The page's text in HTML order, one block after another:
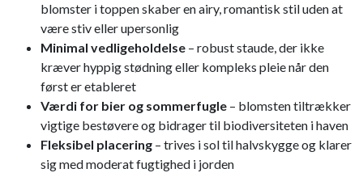
blomster i toppen skaber en airy, romantisk stil uden at
være stiv eller upersonlig
Minimal vedligeholdelse – robust staude, der ikke
kræver hyppig stødning eller kompleks pleie når den
først er etableret
Værdi for bier og sommerfugle – blomsten tiltrækker
vigtige bestøvere og bidrager til biodiversiteten i haven
Fleksibel placering – trives i sol til halvskygge og klarer
sig med moderat fugtighed i jorden